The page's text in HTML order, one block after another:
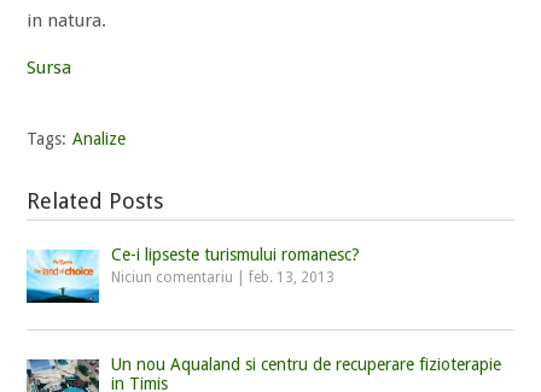
in natura.
Sursa
Tags: Analize
Related Posts
Ce-i lipseste turismului romanesc?
Niciun comentariu |feb. 13, 2013
Un nou Aqualand si centru de recuperare fizioterapie
in Timis